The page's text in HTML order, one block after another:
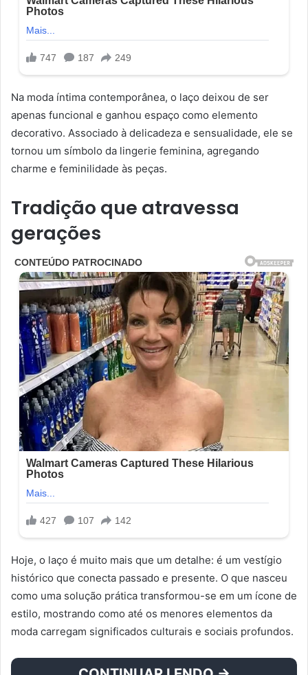
Na moda íntima contemporânea, o laço deixou de ser
apenas funcional e ganhou espaço como elemento
decorativo. Associado à delicadeza e sensualidade, ele se
tornou um símbolo da lingerie feminina, agregando
charme e feminilidade às peças.
Tradição que atravessa
gerações
Hoje, o laço é muito mais que um detalhe: é um vestígio
histórico que conecta passado e presente. O que nasceu
como uma solução prática transformou-se em um ícone de
estilo, mostrando como até os menores elementos da
moda carregam significados culturais e sociais profundos.